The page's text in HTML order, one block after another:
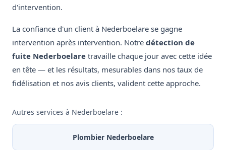
d'intervention.
La confiance d'un client à Nederboelare se gagne
intervention après intervention. Notre détection de
fuite Nederboelare travaille chaque jour avec cette idée
en tête — et les résultats, mesurables dans nos taux de
fidélisation et nos avis clients, valident cette approche.
Autres services à Nederboelare :
Plombier Nederboelare